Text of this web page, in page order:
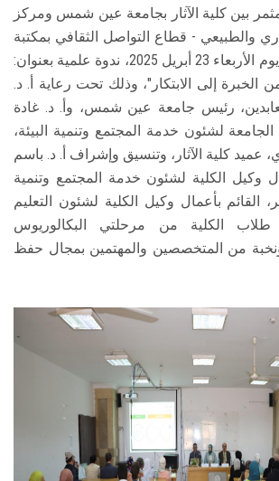
بين كلية الآثار بجامعة عين شمس ومركز
والطبيعي - قطاع التواصل الثقافي بمكتبة
الإسكندرية، نُظّمت يوم الأربعاء 23 أبريل 2025، ندوة علمية بعنوان:
الخبرة إلى الابتكار"، وذلك تحت رعاية أ. د.
رئيس جامعة عين شمس، وأ. د. غادة
لشئون خدمة المجتمع وتنمية البيئة،
عميد كلية الآثار، وتنسيق وإشراف أ. د. باسم
وكيل الكلية لشئون خدمة المجتمع وتنمية
القائم بأعمال وكيل الكلية لشئون التعليم
طلاب الكلية من مرحلتي البكالوريوس
ونخبة من المتخصصين والمهتمين بمجال حفظ